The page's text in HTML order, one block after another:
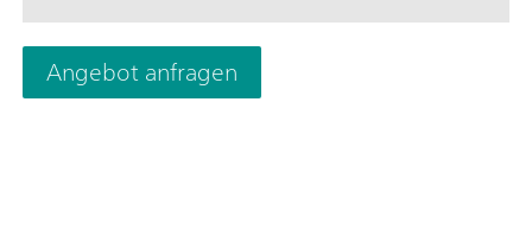
ausgestattet ist. Er hat einen minimalen Platzbedarf und eine
verlängerte Batterielebensdauer, perfekt für Tests vor Ort oder
Angebot anfragen